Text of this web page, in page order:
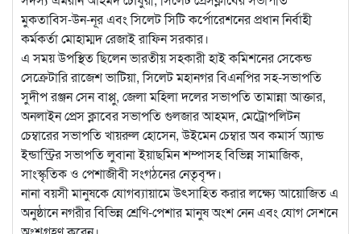
মুকতাবিস-উন-নূর এবং সিলেট সিটি কর্পোরেশনের প্রধান নির্বাহী
কর্মকর্তা মোহাম্মদ রেজাই রাফিন সরকার।
এ সময় উপস্থিত ছিলেন ভারতীয় সহকারী হাই কমিশনের সেকেন্ড
সেক্রেটারি রাজেশ ভাটিয়া, সিলেট মহানগর বিএনপির সহ-সভাপতি
সুদীপ রঞ্জন সেন বাপ্পু, জেলা মহিলা দলের সভাপতি তামান্না আক্তার,
অনলাইন প্রেস ক্লাবের সভাপতি গুলজার আহমদ, মেট্রোপলিটন
চেম্বারের সভাপতি খায়রুল হোসেন, উইমেন চেম্বার অব কমার্স অ্যান্ড
ইন্ডাস্ট্রির সভাপতি লুবানা ইয়াছমিন শম্পাসহ বিভিন্ন সামাজিক,
সাংস্কৃতিক ও পেশাজীবী সংগঠনের নেতৃবৃন্দ।
নানা বয়সী মানুষকে যোগব্যায়ামে উৎসাহিত করার লক্ষ্যে আয়োজিত এ
অনুষ্ঠানে নগরীর বিভিন্ন শ্রেণি-পেশার মানুষ অংশ নেন এবং যোগ সেশনে